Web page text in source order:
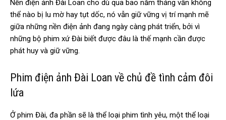
Nền điện ảnh Đài Loan cho dù qua bao năm tháng vẫn không
thể nào bị lu mờ hay tụt dốc, nó vẫn giữ vững vị trí mạnh mẽ
giữa những nền điện ảnh đang ngày càng phát triển, bởi vì
những bộ phim xứ Đài biết được đâu là thế mạnh cần được
phát huy và giữ vững.
Phim điện ảnh Đài Loan về chủ đề tình cảm đôi
lứa
Ở phim Đài, đa phần sẽ là thể loại phim tình yêu, một thể loại